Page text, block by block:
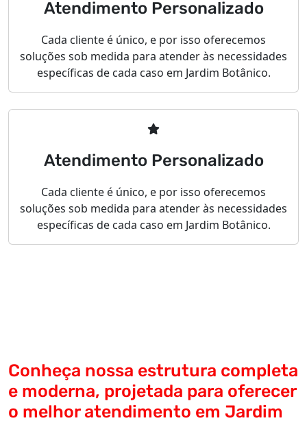
Atendimento Personalizado
Cada cliente é único, e por isso oferecemos
soluções sob medida para atender às necessidades
específicas de cada caso em Jardim Botânico.
Atendimento Personalizado
Cada cliente é único, e por isso oferecemos
soluções sob medida para atender às necessidades
específicas de cada caso em Jardim Botânico.
Conheça nossa estrutura completa
e moderna, projetada para oferecer
o melhor atendimento em Jardim